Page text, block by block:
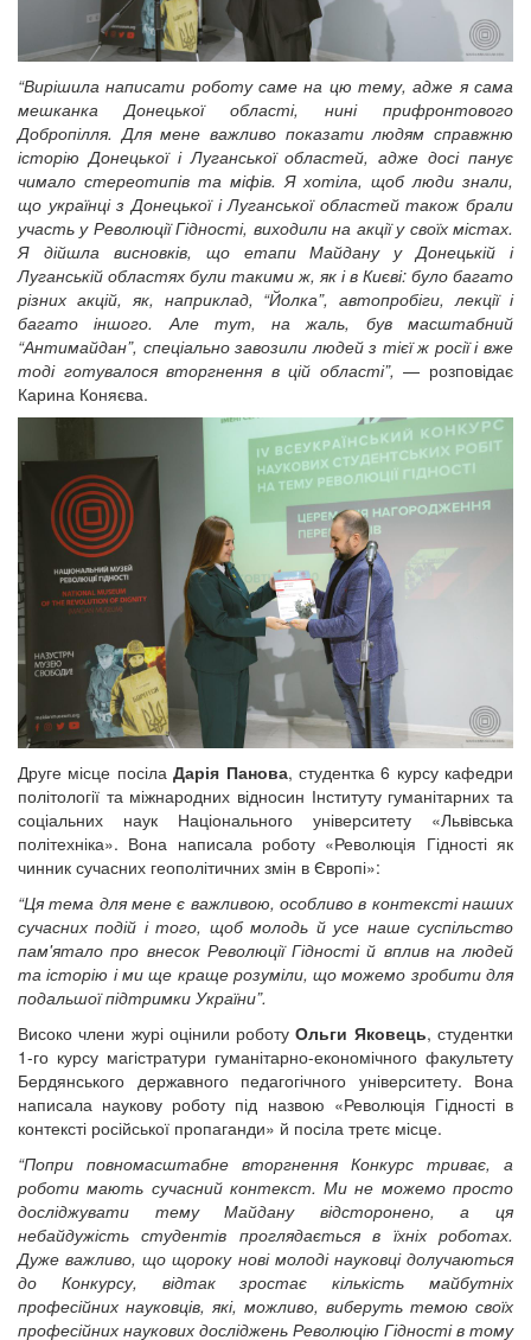
“Вирішила написати роботу саме на цю тему, адже я сама
мешканка Донецької області, нині прифронтового
Добропілля. Для мене важливо показати людям справжню
історію Донецької і Луганської областей, адже досі панує
чимало стереотипів та міфів. Я хотіла, щоб люди знали,
що українці з Донецької і Луганської областей також брали
участь у Революції Гідності, виходили на акції у своїх містах.
Я дійшла висновків, що етапи Майдану у Донецькій і
Луганській областях були такими ж, як і в Києві: було багато
різних акцій, як, наприклад, “Йолка”, автопробіги, лекції і
багато іншого. Але тут, на жаль, був масштабний
“Антимайдан”, спеціально завозили людей з тієї ж росії і вже
тоді готувалося вторгнення в цій області”, — розповідає
Карина Коняєва.
Друге місце посілаДарія Панова, студентка 6 курсу кафедри
політології та міжнародних відносин Інституту гуманітарних та
соціальних наук Національного університету «Львівська
політехніка». Вона написала роботу «Революція Гідності як
чинник сучасних геополітичних змін в Європі»:
“Ця тема для мене є важливою, особливо в контексті наших
сучасних подій і того, щоб молодь й усе наше суспільство
пам'ятало про внесок Революції Гідності й вплив на людей
та історію і ми ще краще розуміли, що можемо зробити для
подальшої підтримки України”.
Високо члени журі оцінили роботуОльги Яковець, студентки
1-го курсу магістратури гуманітарно-економічного факультету
Бердянського державного педагогічного університету. Вона
написала наукову роботу під назвою «Революція Гідності в
контексті російської пропаганди» й посіла третє місце.
“Попри повномасштабне вторгнення Конкурс триває, а
роботи мають сучасний контекст. Ми не можемо просто
досліджувати тему Майдану відсторонено, а ця
небайдужість студентів проглядається в їхніх роботах.
Дуже важливо, що щороку нові молоді науковці долучаються
до Конкурсу, відтак зростає кількість майбутніх
професійних науковців, які, можливо, виберуть темою своїх
професійних наукових досліджень Революцію Гідності в тому